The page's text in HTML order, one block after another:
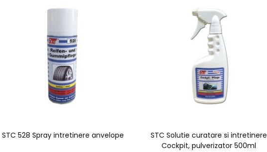
STC 528 Spray intretinere anvelope
STC Solutie curatare si intretinere
Cockpit, pulverizator 500ml